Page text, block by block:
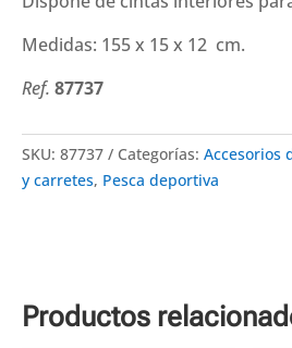
Medidas: 155 x 15 x 12 cm.
Ref. 87737
SKU: 87737 Categorías: Accesorios
y carretes, Pesca deportiva
Productos